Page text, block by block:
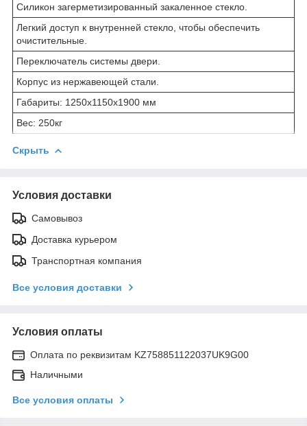
Силикон загерметизированный закаленное стекло.
Легкий доступ к внутренней стекло, чтобы обеспечить
очистительные.
Переключатель системы двери.
Корпус из нержавеющей стали.
Габариты: 1250x1150x1900 мм
Вес: 250кг
Скрыть
Условия доставки
Самовывоз
Доставка курьером
Транспортная компания
Все условия доставки
Условия оплаты
Оплата по реквизитам KZ758851122037UK9G00
Наличными
Все условия оплаты